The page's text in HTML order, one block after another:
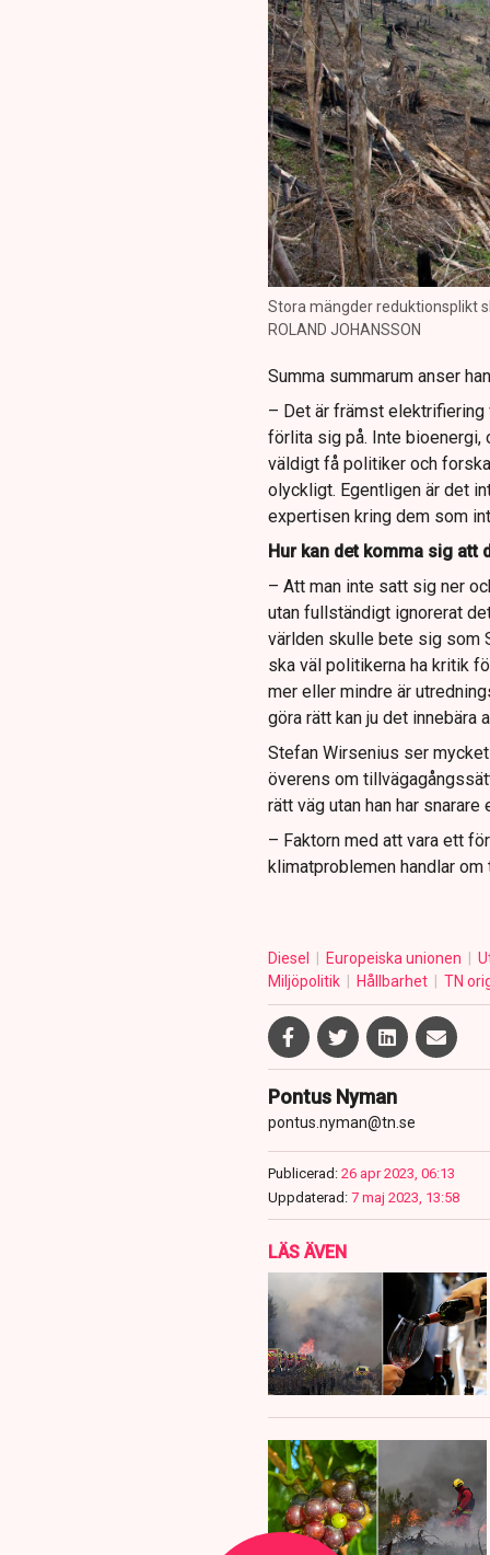
Stora mängder reduktionsplikt
ROLAND JOHANSSON
Summa summarum anser
– Det är främst elektrifiering
förlita sig på. Inte bioenergi,
väldigt få politiker och
olyckligt. Egentligen är det
expertisen kring dem som
Hur kan det komma sig att
– Att man inte satt sig ner
utan fullständigt ignorerat
världen skulle bete sig som
ska väl politikerna ha kritik
mer eller mindre är
göra rätt kan ju det
Stefan Wirsenius ser
överens om
rätt väg utan han har
– Faktorn med att vara ett
klimatproblemen handlar om
Diesel Europeiska unionen
Miljöpolitik
Hållbarhet TN
Pontus Nyman
pontus.nyman@tn.se
Publicerad: 26 apr 2023, 06:13
Uppdaterad: 7 maj 2023, 13:58
LÄS ÄVEN